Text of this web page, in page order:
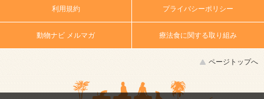
利用規約 プライバシーポリシー
動物ナビ メルマガ 療法食に関する取り組み
ページトップへ